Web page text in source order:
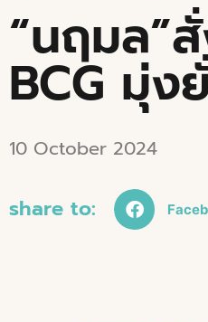
“นฤมล”
BCG มุ่ง
10 October 2024
share to: